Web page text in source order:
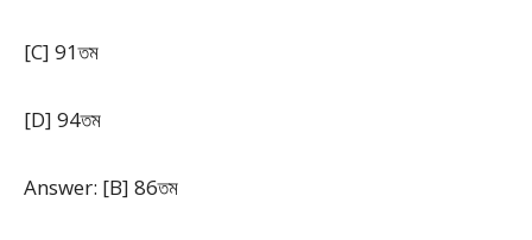
[C] 91তম
[D] 94তম
Answer: [B] 86তম